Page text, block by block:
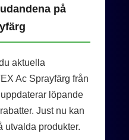
på
aktuella
Ac Sprayfärg från
löpande
Just nu kan
utvalda produkter.